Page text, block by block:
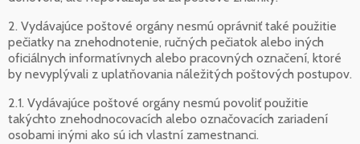
2. Vydávajúce poštové orgány nesmú oprávniť také použitie
pečiatky na znehodnotenie, ručných pečiatok alebo iných
oficiálnych informatívnych alebo pracovných označení, ktoré
by nevyplývali z uplatňovania náležitých poštových postupov.
2.1. Vydávajúce poštové orgány nesmú povoliť použitie
takýchto znehodnocovacích alebo označovacích zariadení
osobami inými ako sú ich vlastní zamestnanci.